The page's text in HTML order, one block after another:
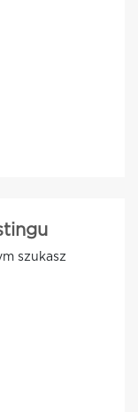
szukasz